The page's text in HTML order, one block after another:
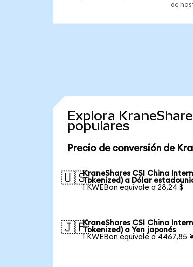
de
Explora
populares
Precio de conversión de
🇺🇸KraneShares CSI China
Tokenized) a Dólar
1 KWEBon equivale a 28,24 $
🇯🇵KraneShares CSI China
Tokenized) a Yen japonés
1 KWEBon equivale a 4467,85